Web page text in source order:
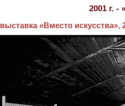
2001 г. -
выставка «Вместо искусства»,